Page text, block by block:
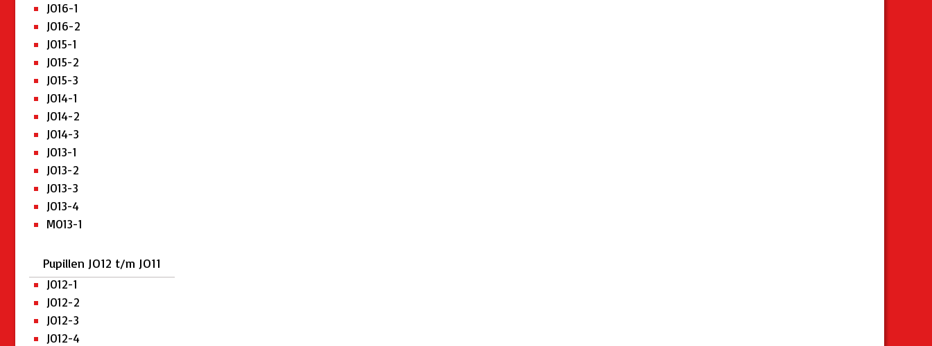
JO16-1
JO16-2
JO15-1
JO15-2
JO15-3
JO14-1
JO14-2
JO14-3
JO13-1
JO13-2
JO13-3
JO13-4
MO13-1
Pupillen JO12 t/m JO11
JO12-1
JO12-2
JO12-3
JO12-4